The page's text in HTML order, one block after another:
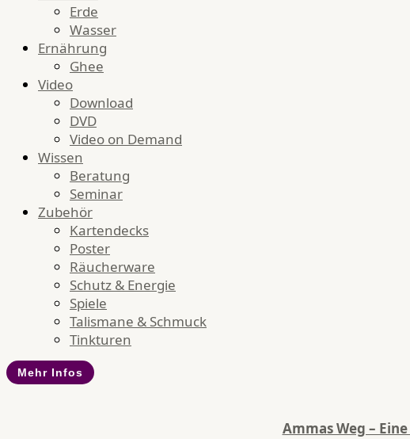
Erde
Wasser
Ernährung
Ghee
Video
Download
DVD
Video on Demand
Wissen
Beratung
Seminar
Zubehör
Kartendecks
Poster
Räucherware
Schutz & Energie
Spiele
Talismane & Schmuck
Tinkturen
Mehr Infos
Ammas Weg –